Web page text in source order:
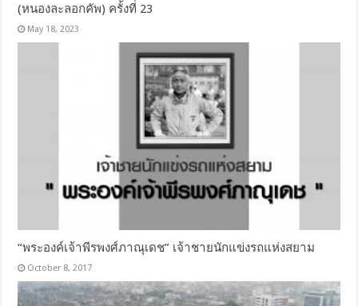
(หนองละลอกคัพ) ครั้งที่ 23
May 18, 2023
“พระองค์เจ้าพีรพงศ์ภาณุเดช” เจ้าชายนักแข่งรถแห่งสยาม
October 8, 2017